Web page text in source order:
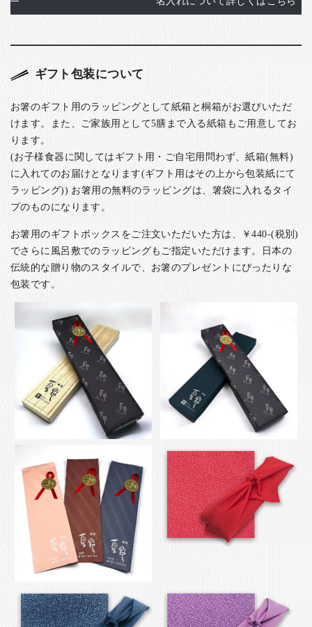
ギフト包装について
お箸のギフト用のラッピングとして紙箱と桐箱がお選びいただ
けます。また、ご家族用として5膳まで入る紙箱もご用意してお
ります。
(お子様食器に関してはギフト用・ご自宅用問わず、紙箱(無料)
に入れてのお届けとなります(ギフト用はその上から包装紙にて
ラッピング)) お箸用の無料のラッピングは、箸袋に入れるタイ
プのものになります。
お箸用のギフトボックスをご注文いただいた方は、￥440-(税別)
でさらに風呂敷でのラッピングもご指定いただけます。日本の
伝統的な贈り物のスタイルで、お箸のプレゼントにぴったりな
包装です。